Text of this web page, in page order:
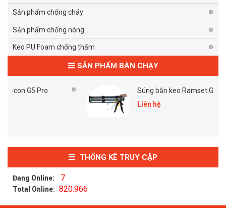
Sản phẩm chống cháy
Sản phẩm chống nóng
Keo PU Foam chống thấm
SẢN PHẨM BÁN CHẠY
Súng bắn keo Ramset G5 Pro
Liên hệ
THỐNG KÊ TRUY CẬP
Đang Online: 7
Total Online: 820.966